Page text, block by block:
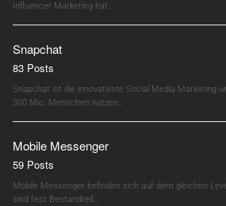
Influencer Marketing hat…
Snapchat
83 Posts
Snapchat ist die innovativste Social Media Marketing
300 Mio. Menschen nutzen…
Mobile Messenger
59 Posts
Mobile Messenger befinden sich auf dem gleichen
sind fest Bestandteil…